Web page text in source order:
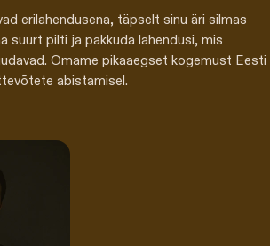
erilahendusena, täpselt sinu äri silmas
suurt pilti ja pakkuda lahendusi, mis
Omame pikaaegset kogemust Eesti
abistamisel.